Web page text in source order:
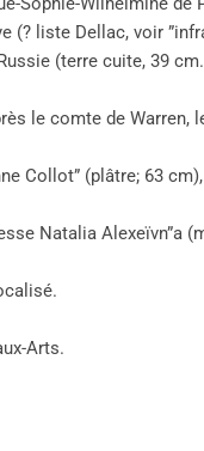
(? liste Dellac, voir
(terre cuite, 39
le comte de Warren,
Collot” (plâtre; 63
Natalia Alexeïvn”a
Arts.